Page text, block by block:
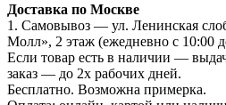
Доставка по Москве
1. Самовывоз — ул. Ленинская
Молл», 2 этаж (ежедневно с 10:00
Если товар есть в наличии —
заказ — до 2х рабочих дней.
Бесплатно. Возможна примерка.